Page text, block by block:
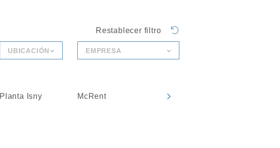
Restablecer filtro
UBICACIÓN EMPRESA
Planta Isny McRent